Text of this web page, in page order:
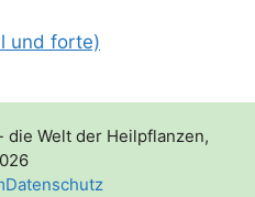
und forte)
Welt der Heilpflanzen,
Datenschutz